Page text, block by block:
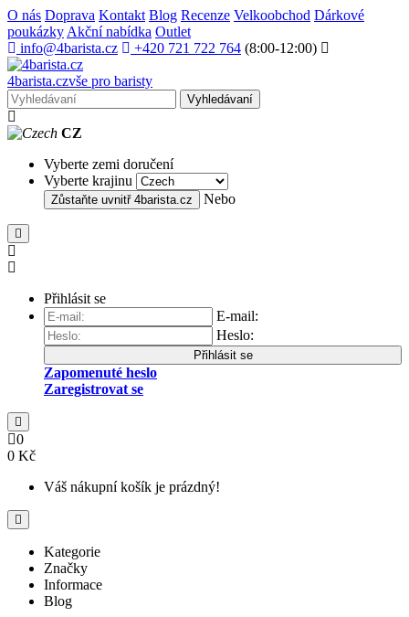
O nás Doprava Kontakt Blog Recenze Velkoobchod Dárkové
poukázky Akční nabídka Outlet
info@4barista.cz
+420 721 722 764 (8:00-12:00)
4barista.czvše pro baristy
Vyhledávaní
CZ
Vyberte zemi doručení
Vyberte krajinu
Zůstaňte uvnitř 4barista.cz Nebo
Přihlásit se
E-mail:
Heslo:
Přihlásit se
Zapomenuté heslo
Zaregistrovat se
0
0 Kč
Váš nákupní košík je prázdný!
Kategorie
Značky
Informace
Blog